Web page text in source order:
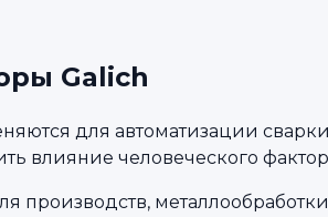
Galich
для автоматизации
влияние человеческого
производств,